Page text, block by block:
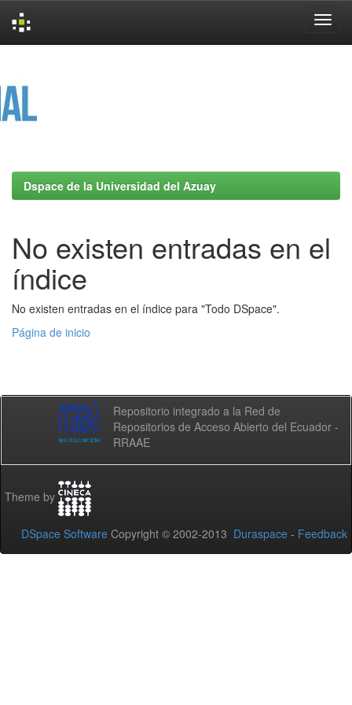
Dspace de la Universidad del Azuay
No existen entradas en el
índice
No existen entradas en el índice para "Todo DSpace".
Página de inicio
Repositorio integrado a la Red de
Repositorios de Acceso Abierto del Ecuador -
RRAAE
Theme by
DSpace Software Copyright © 2002-2013 Duraspace - Feedback